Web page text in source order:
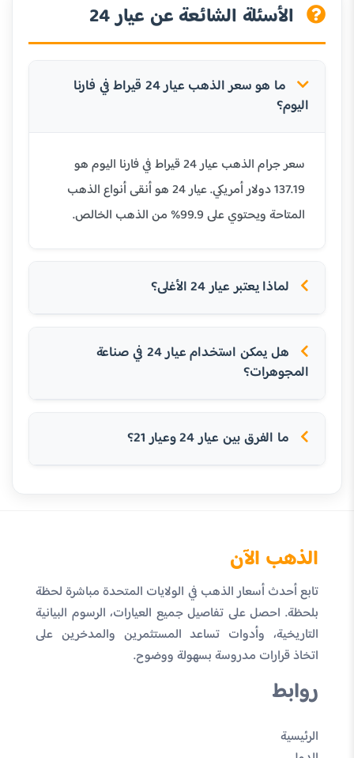
الأسئلة الشائعة عن عيار 24
ما هو سعر الذهب عيار 24 قيراط في فارنا
اليوم؟
سعر جرام الذهب عيار 24 قيراط في فارنا اليوم هو
137.19 دولار أمريكي. عيار 24 هو أنقى أنواع الذهب
المتاحة ويحتوي على 99.9% من الذهب الخالص.
لماذا يعتبر عيار 24 الأغلى؟
هل يمكن استخدام عيار 24 في صناعة
المجوهرات؟
ما الفرق بين عيار 24 وعيار 21؟
الذهب الآن
تابع أحدث أسعار الذهب في الولايات المتحدة مباشرة لحظة
بلحظة. احصل على تفاصيل جميع العيارات، الرسوم البيانية
التاريخية، وأدوات تساعد المستثمرين والمدخرين على
اتخاذ قرارات مدروسة بسهولة ووضوح.
روابط
الرئيسية